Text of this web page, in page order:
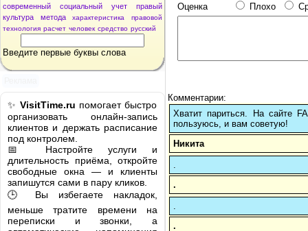
современный социальный учет
правый
культура
метода характеристика
правовой
технология расчет человек средство русский
Введите первые буквы слова
✨ VisitTime.ru помогает быстро
организовать онлайн-запись
клиентов и держать расписание
под контролем.
📅 Настройте услуги и
длительность приёма, откройте
свободные окна — и клиенты
запишутся сами в пару кликов.
🕒 Вы избегаете накладок,
меньше тратите времени на
переписки и звонки, а
Оценка
Плохо
Комментарии:
Хватит париться. На сайте
пользуюсь, и вам советую!
Никита
.
.